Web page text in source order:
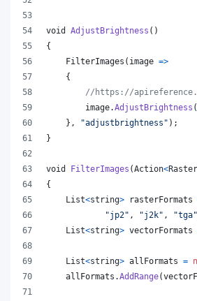
void AdjustBrightness ( )
{
FilterImages ( image =>
{
//https://
image.AdjustBrightness (
} , "adjustbrightness" ) ;
}
void FilterImages (Action<
{
List<string> rasterFormats
"jp2" , "j2k" , "tga"
List<string> vectorFormats
List<string> allFormats =
allFormats .AddRange(